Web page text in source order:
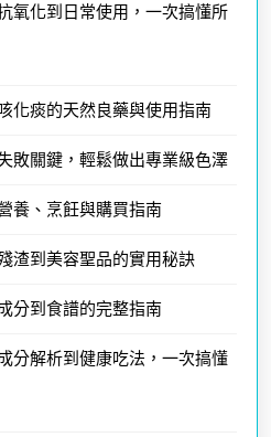
氧化到日常使用，一次搞懂所
化痰的天然良藥與使用指南
敗關鍵，輕鬆做出專業級色澤
養、烹飪與購買指南
渣到美容聖品的實用秘訣
分到食譜的完整指南
分解析到健康吃法，一次搞懂